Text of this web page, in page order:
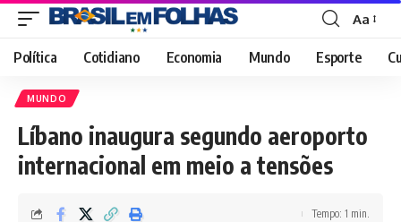
Font
Resizer
Aa
Política Cotidiano Economia Mundo Esporte
MUNDO
Líbano inaugura segundo aeroporto
internacional em meio a tensões
Tempo: 1 min.